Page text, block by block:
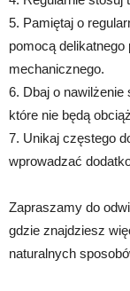
5. Pamiętaj o
pomocą
mechanicznego.
6. Dbaj o
które nie będą
7. Unikaj częstego
wprowadzać
Zapraszamy do
gdzie znajdziesz
naturalnych